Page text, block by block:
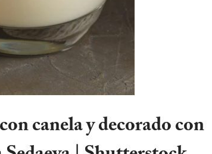
canela y decorado con